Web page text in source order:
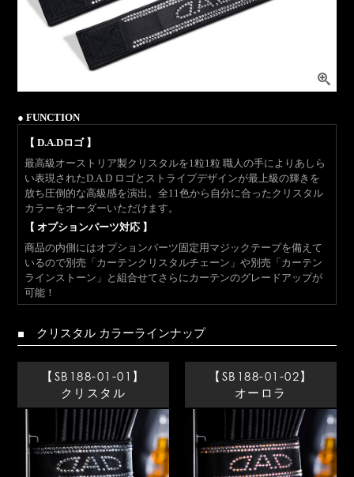
● FUNCTION
【 D.A.Dロゴ 】
最高級オーストリア製クリスタルを1粒1粒 職人の手によりあしら
い表現されたD.A.D ロゴとストライプデザインが最上級の輝きを
放ち圧倒的な高級感を演出。全11色から自分に合ったクリスタル
カラーをオーダーいただけます。
【 オプションパーツ対応 】
商品の内側にはオプションパーツ固定用マジックテープを備えて
いるので別売「カーテンクリスタルチェーン」や別売「カーテン
ラインストーン」と組合せてさらにカーテンのグレードアップが
可能！
■ クリスタル カラーラインナップ
【SB188-01-01】
クリスタル
【SB188-01-02】
オーロラ